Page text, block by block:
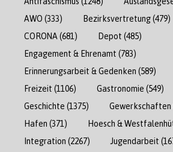
AWO (333) Bezirksvertretung(479)
CORONA (681) Depot (485)
Engagement & Ehrenamt (783)
Erinnerungsarbeit & Gedenken (589)
Freizeit (1106) Gastronomie (549)
Geschichte (1375) Gewerkschaften
Hafen (371) Hoesch &
Integration (2267) Jugendarbeit